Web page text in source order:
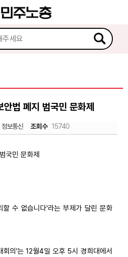
법 폐지 범국민 문화제
정보통신 조회수 15740
국민 문화제
할 수 없습니다'라는 부제가 달린 문화
회의'는 12월4일 오후 5시 경희대에서
스케치북5
스케치북5